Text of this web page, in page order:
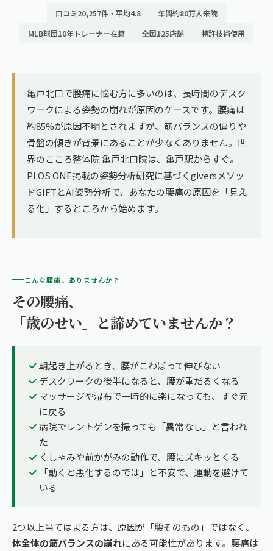
ゴルフ
ヨガ・ピラティス
広島エリア（4院）
鹿児島エリア（3院）
→ エリア一覧（全11エリア）
口コミ20,257件・平均4.8
年間約80万人来院
MLB球団10年トレーナー在籍
全国125店舗 特許技術使用
亀戸北口で腰痛に悩む方に多いのは、長時間のデスク
ワークによる姿勢の崩れが原因のケースです。腰痛は
約85%が原因不明とされますが、筋バランスの偏りや
骨盤の傾きが背景にあることが少なくありません。世
界のこころ整体院 亀戸北口院は、亀戸駅からすぐ。
PLOS ONE掲載の姿勢分析研究に基づくgiversメソッ
ドGIFTとAI姿勢分析で、あなたの腰痛の原因を「見え
る化」するところから始めます。
こんな腰痛、ありませんか？
その腰痛、
「歳のせい」と諦めていませんか？
朝起き上がるとき、腰がこわばって伸びない
デスクワークの後半になると、腰が重だるくなる
マッサージや湿布で一時的に楽になっても、すぐ元
に戻る
病院でレントゲンを撮っても「異常なし」と言われ
た
くしゃみや前かがみの動作で、腰にズキッとくる
「動くと悪化するのでは」と不安で、運動を避けて
いる
2つ以上当てはまる方は、原因が「腰そのもの」ではなく、
体全体の筋バランスの崩れにある可能性があります。腰痛は